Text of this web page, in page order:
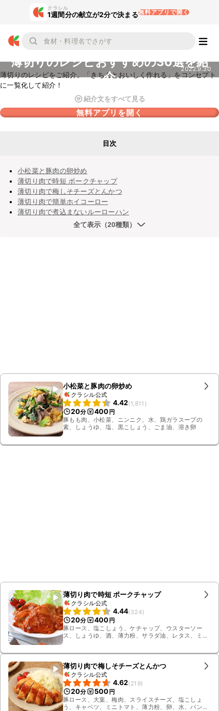
クラシル
1週間分の献立が2分で決まる無料アプリで開く
薄切りのレシピおすすめの30選を紹
介
2022.9.30
薄切りのレシピをご紹介。「きちんとおいしく作れる」をコンセプト
に一覧化して紹介！
紹介文をすべて見る
無料アプリを開く
目次
小松菜と豚肉の卵炒め
薄切り肉で時短 ポークチャップ
薄切り肉で梅しそチーズとんかつ
薄切り肉で簡単ホイコーロー
薄切り肉で煮込まないルーローハン
全て表示（20種類）
小松菜と豚肉の卵炒め
クラシル公式
4.42(1,811 )
20分 400 円
豚もも肉、小松菜、ニンニク、水、鶏ガラスープの
素、しょうゆ、塩、黒こしょう、ごま油、溶き卵
薄切り肉で時短 ポークチャップ
クラシル公式
4.44(324)
20分 400 円
豚ロース、塩こしょう、ケチャップ、ウスターソー
ス、しょうゆ、酒、薄力粉、サラダ油、レタス、ミニ
薄切り肉で梅しそチーズとんかつ
クラシル公式
4.62(219)
20分 500 円
豚ロース、大葉、梅肉、スライスチーズ、塩こしょ
う、キャベツ、ミニトマト、薄力粉、卵、水、パン